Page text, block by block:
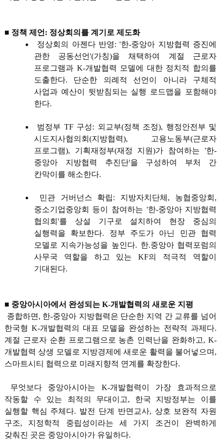
■ 정책 제언: 정상회의를 계기로 제도화
정상회의 아젠다 반영: '한-중앙아 지방협력 증진에
관한 공동선언'(가칭)을 채택하여 계절 근로자
프로그램과 K-개발협력 모델에 대한 정치적 합의를
도출한다. 단순한 의례적 선언이 아니라 구체적
사업과 예산이 뒷받침되는 실행 로드맵을 포함해야
한다.
범정부 TF 구성: 외교부(정책 조정), 행정안전부 및
시도지사협의회(지방협력), 고용노동부(근로자
프로그램), 기획재정부(재정 지원)가 참여하는 '한-
중앙아 지방협력 추진단'을 구성하여 부처 간
칸막이를 해소한다.
민관 거버넌스 확립: 지방자치단체, 농협중앙회,
중소기업중앙회 등이 참여하는 '한-중앙아 지방협력
협의회'를 상설 기구로 설치하여 현장 중심의
실행력을 확보한다. 정부 주도가 아닌 민관 협력
모델로 지속가능성을 높인다. 한.중앙아 협력포럼의
사무국 역할을 하고 있는 KF의 적극적 역할이
기대된다.
■ 중앙아시아에서 완성되는 K-개발협력의 새로운 지평
종합하면, 한-중앙아 지방협력은 단순한 지역 간 교류를 넘어
한국형 K-개발협력의 대표 모델을 완성하는 전략적 과제다.
계절 근로자 순환 프로그램으로 농촌 인력난을 완화하고, K-
개발협력 상생 모델로 지방경제에 새로운 활력을 불어넣으며,
스마트시티 협력으로 미래지향적 연계를 확장한다.
무엇보다 중앙아시아는 K-개발협력이 가장 효과적으로
작동할 수 있는 최적의 무대이고, 한국 지방정부는 이를
실행할 핵심 주체다. 발전 단계 반면교사, 상호 보완적 자원
구조, 지정학적 중립성이라는 세 가지 조건이 완벽하게
갖춰진 곳은 중앙아시아가 유일하다.